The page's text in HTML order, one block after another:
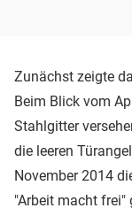
Zunächst zeigte
Beim Blick vom
Stahlgitter
die leeren
November 2014
"Arbeit macht frei"